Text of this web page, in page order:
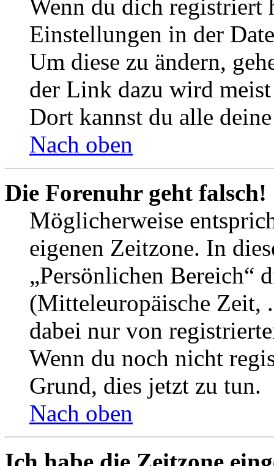
Wenn du dich registriert
Einstellungen in der
Um diese zu ändern,
der Link dazu wird
Dort kannst du alle
Nach oben
Die Forenuhr geht falsch!
Möglicherweise
eigenen Zeitzone. In
„Persönlichen Bereich“
(Mitteleuropäische Zeit,
dabei nur von
Wenn du noch nicht
Grund, dies jetzt zu tun.
Nach oben